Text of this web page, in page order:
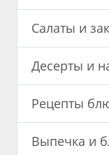
Салаты и
Десерты и
Рецепты
Выпечка и